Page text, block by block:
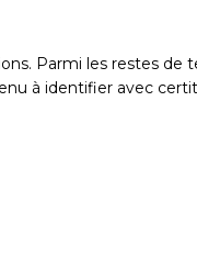
Parmi les restes de
à identifier avec